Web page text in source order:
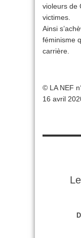
violeurs de
victimes.
Ainsi
féminisme
carrière.
© LA NEF
16 avril